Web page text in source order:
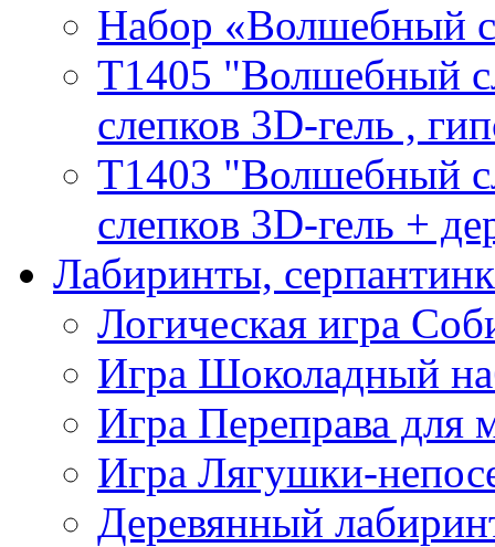
Набор «Волшебный
T1405 "Волшебный
слепков 3D-гель ,
T1403 "Волшебный
слепков 3D-гель +
Лабиринты,
Логическая игра
Игра Шоколадный
Игра Переправа для
Игра Лягушки-
Деревянный